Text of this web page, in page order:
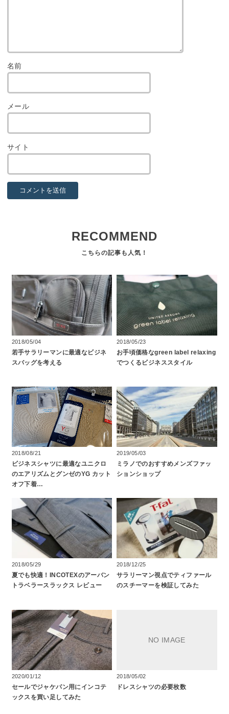
名前
メール
サイト
RECOMMEND
2018/05/04
若手サラリーマンに最適なビジネ
スバッグを考える
2018/05/23
お手頃価格なgreen label relaxing
でつくるビジネススタイル
2018/08/21
ビジネスシャツに最適なユニクロ
のエアリズムとグンゼのYG カット
オフ下着…
2019/05/03
ミラノでのおすすめメンズファッ
ションショップ
2018/05/29
夏でも快適！INCOTEXのアーバン
トラベラースラックス レビュー
2018/12/25
サラリーマン視点でティファール
のスチーマーを検証してみた
2020/01/12
セールでジャケパン用にインコテ
ックスを買い足してみた
2018/05/02
ドレスシャツの必要枚数